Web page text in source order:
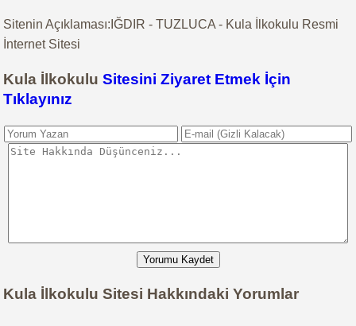
Sitenin Açıklaması:IĞDIR - TUZLUCA - Kula İlkokulu Resmi
İnternet Sitesi
Kula İlkokuluSitesini Ziyaret Etmek İçin
Tıklayınız
Yorumu Kaydet
Kula İlkokulu Sitesi Hakkındaki Yorumlar